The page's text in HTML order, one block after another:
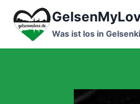
Inhalt
springen
Was ist los in